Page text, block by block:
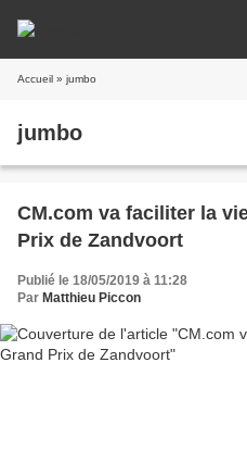
Accueil » jumbo
jumbo
CM.com va faciliter la
Prix de Zandvoort
Publié le 18/05/2019 à 11:28
Par Matthieu Piccon